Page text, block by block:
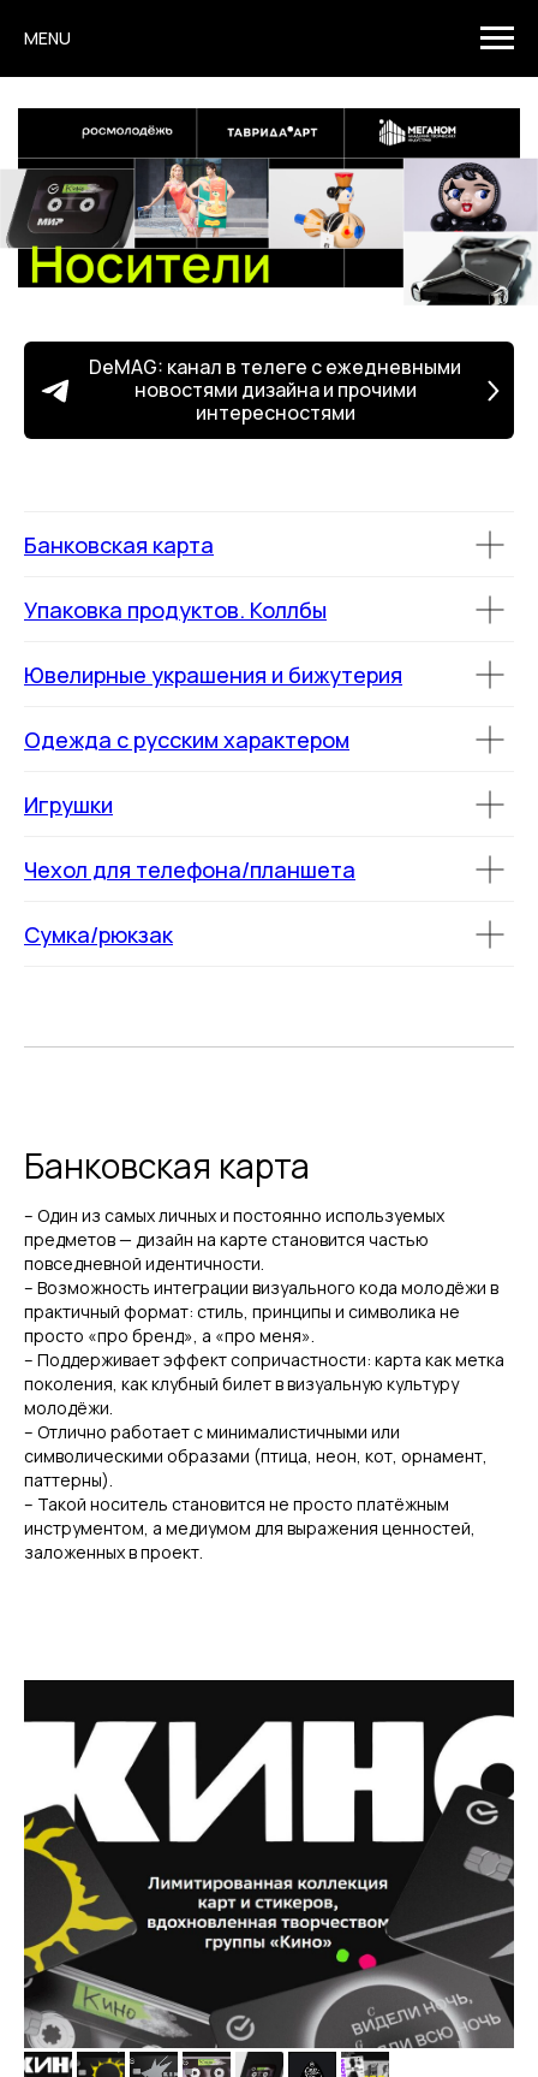
MENU
DeMAG: канал в телеге с ежедневными
новостями дизайна и прочими
интересностями
Банковская карта
Упаковка продуктов. Коллбы
Ювелирные украшения и бижутерия
Одежда с русским характером
Игрушки
Чехол для телефона/планшета
Сумка/рюкзак
Банковская карта
– Один из самых личных и постоянно используемых
предметов — дизайн на карте становится частью
повседневной идентичности.
– Возможность интеграции визуального кода молодёжи в
практичный формат: стиль, принципы и символика не
просто «про бренд», а «про меня».
– Поддерживает эффект сопричастности: карта как метка
поколения, как клубный билет в визуальную культуру
молодёжи.
– Отлично работает с минималистичными или
символическими образами (птица, неон, кот, орнамент,
паттерны).
– Такой носитель становится не просто платёжным
инструментом, а медиумом для выражения ценностей,
заложенных в проект.